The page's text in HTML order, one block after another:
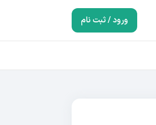
ورود / ثبت نام